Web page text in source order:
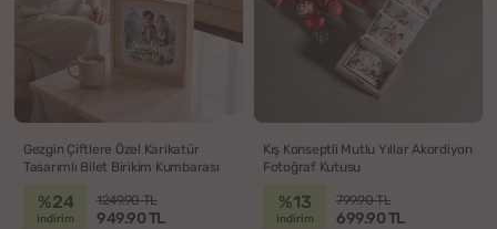
Gezgin Çiftlere Özel Karikatür
Tasarımlı Bilet Birikim Kumbarası
%24
indirim
1249.90 TL
949.90 TL
Kış Konseptli Mutlu Yıllar Akordiyon
Fotoğraf Kutusu
%13
indirim
799.90 TL
699.90 TL